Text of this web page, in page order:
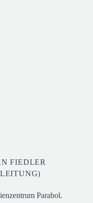
FIEDLER
Parabol.